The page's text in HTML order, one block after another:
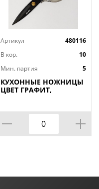
Артикул
480116
В кор.
10
Мин. партия
5
КУХОННЫЕ НОЖНИЦЫ
ЦВЕТ ГРАФИТ,